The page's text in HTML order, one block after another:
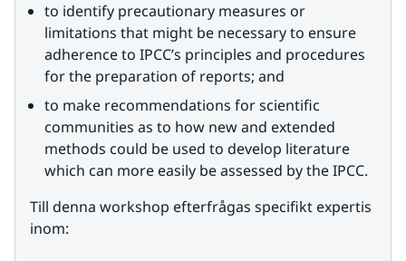
to identify precautionary measures or
limitations that might be necessary to ensure
adherence to IPCC’s principles and procedures
for the preparation of reports; and
to make recommendations for scientific
communities as to how new and extended
methods could be used to develop literature
which can more easily be assessed by the IPCC.
Till denna workshop efterfrågas specifikt expertis
inom: